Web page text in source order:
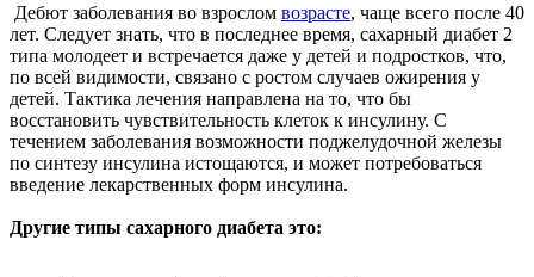
Дебют заболевания во взрослом возрасте, чаще всего после 40
лет. Следует знать, что в последнее время, сахарный диабет 2
типа молодеет и встречается даже у детей и подростков, что,
по всей видимости, связано с ростом случаев ожирения у
детей. Тактика лечения направлена на то, что бы
восстановить чувствительность клеток к инсулину. С
течением заболевания возможности поджелудочной железы
по синтезу инсулина истощаются, и может потребоваться
введение лекарственных форм инсулина.
Другие типы сахарного диабета это: